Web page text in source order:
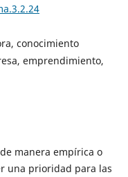
conocimiento
emprendimiento,
manera empírica o
una prioridad para las